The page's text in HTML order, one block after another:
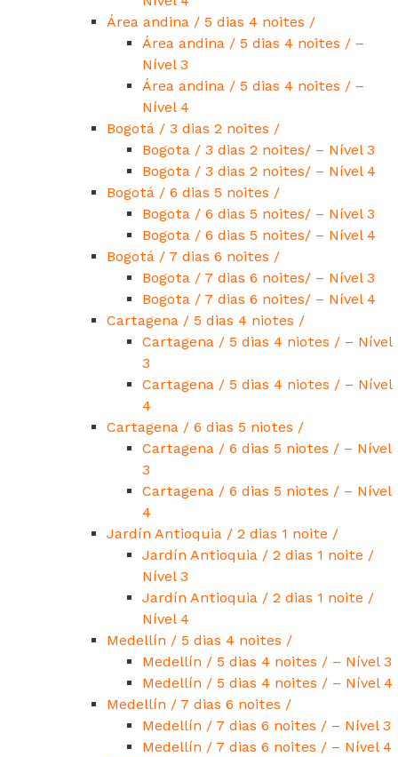
Área andina / 5 dias 4 noites /
Área andina / 5 dias 4 noites / –
Nível 3
Área andina / 5 dias 4 noites / –
Nível 4
Bogotá / 3 dias 2 noites /
Bogota / 3 dias 2 noites/ – Nível 3
Bogota / 3 dias 2 noites/ – Nível 4
Bogotá / 6 dias 5 noites /
Bogota / 6 dias 5 noites/ – Nível 3
Bogota / 6 dias 5 noites/ – Nível 4
Bogotá / 7 dias 6 noites /
Bogota / 7 dias 6 noites/ – Nível 3
Bogota / 7 dias 6 noites/ – Nível 4
Cartagena / 5 dias 4 niotes /
Cartagena / 5 dias 4 niotes / – Nível
3
Cartagena / 5 dias 4 niotes / – Nível
4
Cartagena / 6 dias 5 niotes /
Cartagena / 6 dias 5 niotes / – Nível
3
Cartagena / 6 dias 5 niotes / – Nível
4
Jardín Antioquia / 2 dias 1 noite /
Jardín Antioquia / 2 dias 1 noite /
Nível 3
Jardín Antioquia / 2 dias 1 noite /
Nível 4
Medellín / 5 dias 4 noites /
Medellín / 5 dias 4 noites / – Nível 3
Medellín / 5 dias 4 noites / – Nível 4
Medellín / 7 dias 6 noites /
Medellín / 7 dias 6 noites / – Nível 3
Medellín / 7 dias 6 noites / – Nível 4